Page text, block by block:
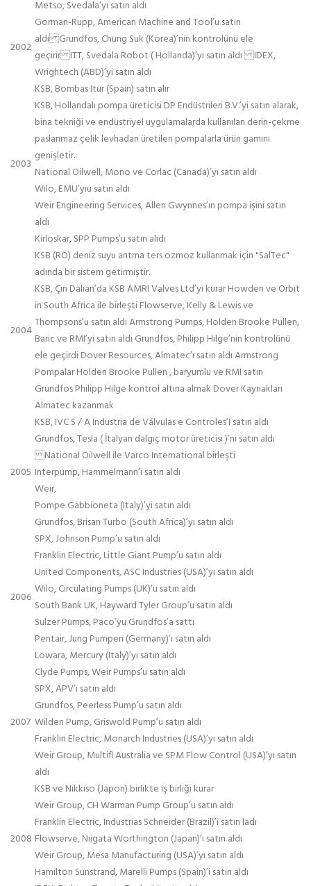
Metso, Svedala’yı satın aldı
2002
Gorman-Rupp, American Machine and Tool’u satın
aldı Grundfos, Chung Suk (Korea)’nin kontrolünü ele
geçirir ITT, Svedala Robot ( Hollanda)’yı satın aldı IDEX,
Wrightech (ABD)’yi satın aldı
2003
KSB, Bombas Itur (Spain) satın alır
KSB, Hollandalı pompa üreticisi DP Endüstrileri B.V.’yi satın alarak,
bina tekniği ve endüstriyel uygulamalarda kullanılan derin-çekme
paslanmaz çelik levhadan üretilen pompalarla ürün gamını
genişletir.
National Oilwell, Mono ve Corlac (Canada)’yı satın aldı
Wilo, EMU’yıu satın aldı
Weir Engineering Services, Allen Gwynnes’ın pompa işini satın
aldı
Kirloskar, SPP Pumps’u satın alıdı
2004
KSB (RO) deniz suyu arıtma ters ozmoz kullanmak için "SalTec"
adında bir sistem getirmiştir.
KSB, Çin Dalian’da KSB AMRI Valves Ltd’yi kurar Howden ve Orbit
in South Africa ile birleşti Flowserve, Kelly & Lewis ve
Thompsons’u satın aldı Armstrong Pumps, Holden Brooke Pullen,
Baric ve RMI’yi satın aldı Grundfos, Philipp Hilge’nin kontrolünü
ele geçirdi Dover Resources, Almatec’ı satın aldı Armstrong
Pompalar Holden Brooke Pullen , baryumlu ve RMI satın
Grundfos Philipp Hilge kontrol altına almak Dover Kaynakları
Almatec kazanmak
2005
KSB, IVC S / A Industria de Válvulas e Controles’I satın aldı
Grundfos, Tesla ( İtalyan dalgıç motor üreticisi )’ni satın aldı
National Oilwell ile Varco International birleşti
Interpump, Hammelmann’ı satın aldı
Weir,
Pompe Gabbioneta (Italy)’yi satın aldı
Grundfos, Brisan Turbo (South Africa)’yı satın aldı
2006
SPX, Johnson Pump’u satın aldı
Franklin Electric, Little Giant Pump’u satın aldı
United Components, ASC Industries (USA)’yı satın aldı
Wilo, Circulating Pumps (UK)’u satın aldı
South Bank UK, Hayward Tyler Group’u satın aldı
Sulzer Pumps, Paco’yu Grundfos’a sattı
Pentair, Jung Pumpen (Germany)’ı satın aldı
Lowara, Mercury (Italy)’yı satın aldı
2007
Clyde Pumps, Weir Pumps’u satın aldı
SPX, APV’ı satın aldı
Grundfos, Peerless Pump’u satın aldı
Wilden Pump, Griswold Pump’u satın aldı
Franklin Electric, Monarch Industries (USA)’yı satın aldı
Weir Group, Multifl Australia ve SPM Flow Control (USA)’yı satın
aldı
2008
KSB ve Nikkiso (Japon) birlikte iş birliği kurar
Weir Group, CH Warman Pump Group’u satın aldı
Franklin Electric, Industrias Schneider (Brazil)’i satın ladı
Flowserve, Niigata Worthington (Japan)’ı satın aldı
Weir Group, Mesa Manufacturing (USA)’yı satın aldı
Hamilton Sunstrand, Marelli Pumps (Spain)’i satın aldı